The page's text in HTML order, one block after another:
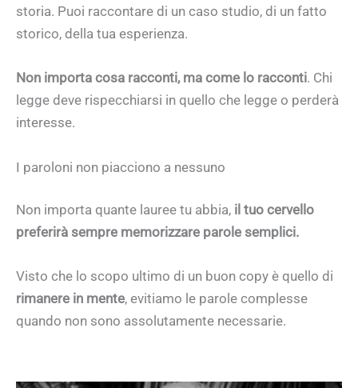
storia. Puoi raccontare di un caso studio, di un fatto
storico, della tua esperienza.
Non importa cosa racconti, ma come lo racconti. Chi
legge deve rispecchiarsi in quello che legge o perderà
interesse.
I paroloni non piacciono a nessuno
Non importa quante lauree tu abbia, il tuo cervello
preferirà sempre memorizzare parole semplici.
Visto che lo scopo ultimo di un buon copy è quello di
rimanere in mente, evitiamo le parole complesse
quando non sono assolutamente necessarie.